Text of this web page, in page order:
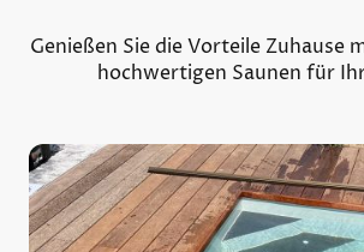
Genießen Sie die Vorteile
hochwertigen Saunen für